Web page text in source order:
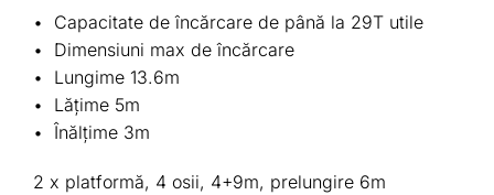
• Capacitate de încărcare de până la 29T utile
• Dimensiuni max de încărcare
• Lungime 13.6m
• Lăţime 5m
• Înălţime 3m
2 x platformă, 4 osii, 4+9m, prelungire 6m